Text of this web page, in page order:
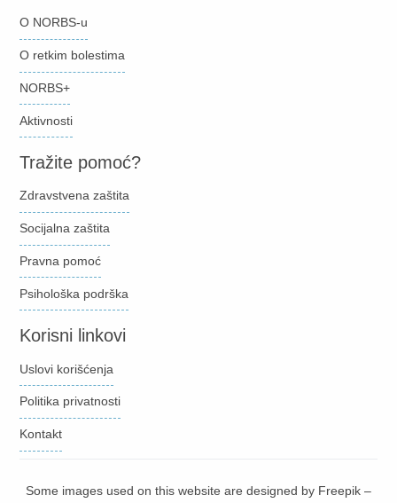
O NORBS-u
O retkim bolestima
NORBS+
Aktivnosti
Tražite pomoć?
Zdravstvena zaštita
Socijalna zaštita
Pravna pomoć
Psihološka podrška
Korisni linkovi
Uslovi korišćenja
Politika privatnosti
Kontakt
Some images used on this website are designed by Freepik –